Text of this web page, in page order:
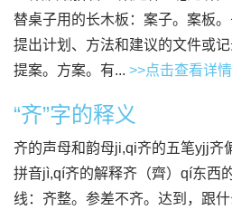
替桌子用的长木板：案子。案板
提出计划、方法和建议的文件或记
提案。方案。有... >>点击查看详情
“齐”字的释义
齐的声母和韵母ji,qi齐的五笔yjj齐
拼音jì,qí齐的解释齐（齊）qí东西
线：齐整。参差不齐。达到，跟